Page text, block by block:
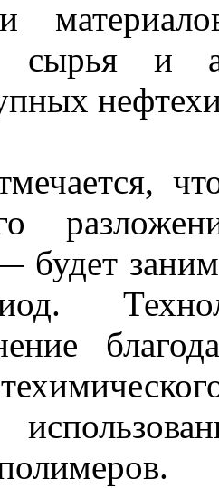
сырья и
будет